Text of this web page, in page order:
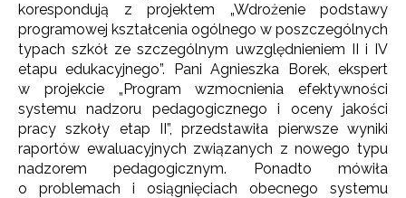
korespondują z projektem „Wdrożenie podstawy
programowej kształcenia ogólnego w poszczególnych
typach szkół ze szczególnym uwzględnieniem II i IV
etapu edukacyjnego”. Pani Agnieszka Borek, ekspert
w projekcie „Program wzmocnienia efektywności
systemu nadzoru pedagogicznego i oceny jakości
pracy szkoły etap II”, przedstawiła pierwsze wyniki
raportów ewaluacyjnych związanych z nowego typu
nadzorem pedagogicznym. Ponadto mówiła
o problemach i osiągnięciach obecnego systemu